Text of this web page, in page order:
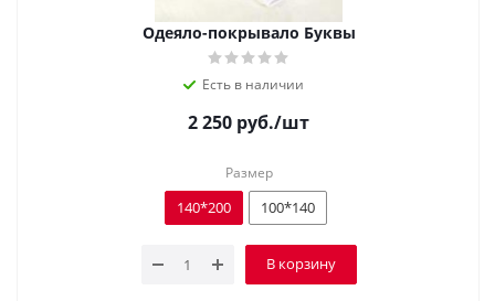
Одеяло-покрывало Буквы
Есть в наличии
2 250 руб./шт
Размер
140*200 100*140
В корзину